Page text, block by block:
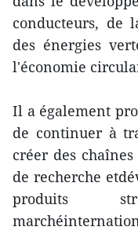
conducteurs, de
des énergies
l'économie
Il a également
de continuer à
créer des
de recherche
produits